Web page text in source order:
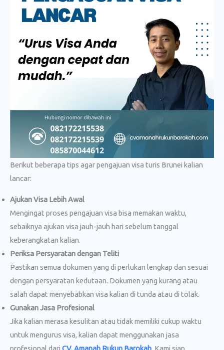
Berikut beberapa tips agar pengajuan visa turis Brunei kalian
lancar:
Ajukan Visa Lebih Awal
Mengingat proses pengajuan visa bisa memakan waktu,
sebaiknya ajukan visa jauh-jauh hari sebelum tanggal
keberangkatan kalian.
Periksa Persyaratan dengan Teliti
Pastikan semua dokumen yang di perlukan lengkap dan sesuai
dengan persyaratan kedutaan. Dokumen yang kurang atau
salah dapat menyebabkan visa kalian di tunda atau di tolak.
Gunakan Jasa Profesional
Jika kalian merasa kesulitan atau tidak memiliki cukup waktu
untuk mengurus visa, kalian dapat menggunakan jasa
profesional dari CV. Amanah Rukun Barokah . Kami siap